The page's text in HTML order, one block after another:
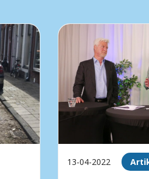
13-04-2022